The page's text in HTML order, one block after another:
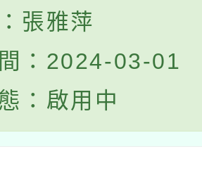
張雅萍
：2024-03-01
：啟用中